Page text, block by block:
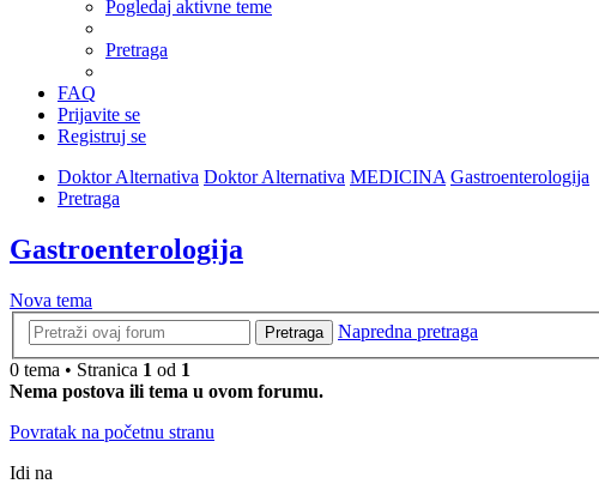
Pogledaj aktivne teme
Pretraga
FAQ
Prijavite se
Registruj se
Doktor Alternativa Doktor Alternativa MEDICINA Gastroenterologija
Pretraga
Gastroenterologija
Nova tema
Pretraga
Napredna pretraga
0 tema • Stranica 1 od 1
Nema postova ili tema u ovom forumu.
Povratak na početnu stranu
Idi na